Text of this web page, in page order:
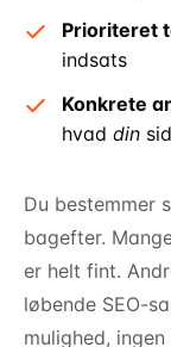
Prioriteret
indsats
Konkrete
hvad din
Du bestemmer
bagefter.
er helt fint.
løbende SEO-
mulighed,